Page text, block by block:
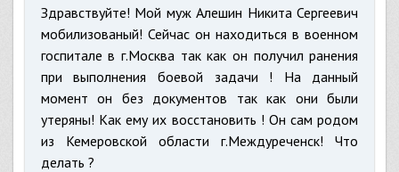
Здравствуйте! Мой муж Алешин Никита Сергеевич
мобилизованый! Сейчас он находиться в военном
госпитале в г.Москва так как он получил ранения
при выполнения боевой задачи ! На данный
момент он без документов так как они были
утеряны! Как ему их восстановить ! Он сам родом
из Кемеровской области г.Междуреченск! Что
делать ?